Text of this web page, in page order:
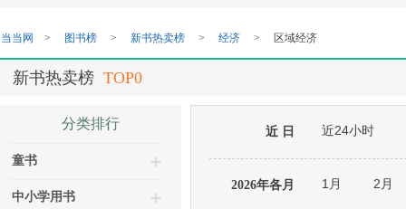
加
当当网 > 图书榜 > 新书热卖榜 > 经济 > 区域经济
新书热卖榜 TOP0
分类排行
童书
中小学用书
近 日 近24小时
2026年各月 1月 2月